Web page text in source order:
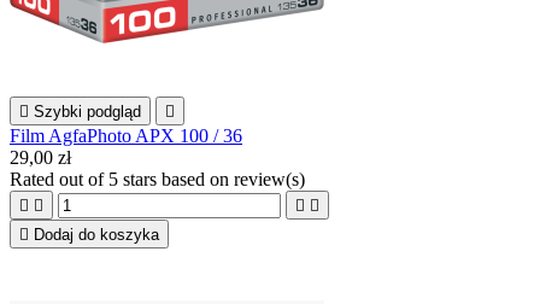
 Szybki podgląd 
Film AgfaPhoto APX 100 / 36
29,00 zł
Rated out of 5 stars based on review(s)
   
 Dodaj do koszyka